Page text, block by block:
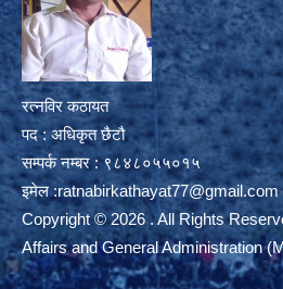
रत्नविर कठायत
पद : अधिकृत छैटौ
सम्पर्क नम्बर : ९८४८०५५०१५
इमेल :ratnabirkathayat77@gmail.com
Copyright © 2026 . All Rights
Affairs and General Administration